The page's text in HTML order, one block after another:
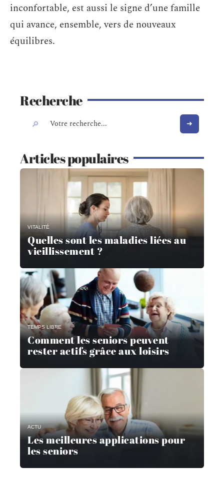
inconfortable, est aussi le signe d’une famille
qui avance, ensemble, vers de nouveaux
équilibres.
Recherche
Articles populaires
VITALITÉ
Quelles sont les maladies liées au
vieillissement ?
TEMPS LIBRE
Comment les seniors peuvent
rester actifs grâce aux loisirs
ACTU
Les meilleures applications pour
les seniors